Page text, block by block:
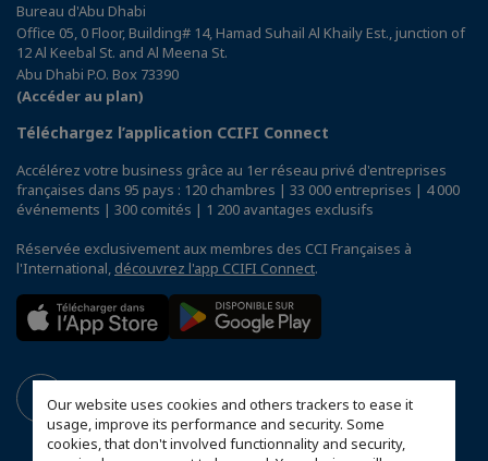
Our website uses cookies and others trackers to ease it
usage, improve its performance and security. Some
cookies, that don't involved functionnality and security,
Bureau d'Abu Dhabi
Office 05, 0 Floor, Building# 14, Hamad Suhail Al Khaily Est., junction of
12 Al Keebal St. and Al Meena St.
Abu Dhabi P.O. Box 73390
(Accéder au plan)
Téléchargez l’application CCIFI Connect
Accélérez votre business grâce au 1er réseau privé d'entreprises
françaises dans 95 pays : 120 chambres | 33 000 entreprises | 4 000
événements | 300 comités | 1 200 avantages exclusifs
Réservée exclusivement aux membres des CCI Françaises à
l'International, découvrez l'app CCIFI Connect.